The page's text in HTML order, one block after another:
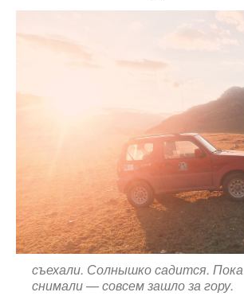
съехали. Солнышко садится. Пока
снимали — совсем зашло за гору.